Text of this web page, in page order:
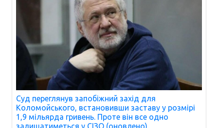
Суд переглянув запобіжний захід для
Коломойського, встановивши заставу у розмірі
1,9 мільярда гривень. Проте він все одно
залишатиметься у СІЗО (оновлено).